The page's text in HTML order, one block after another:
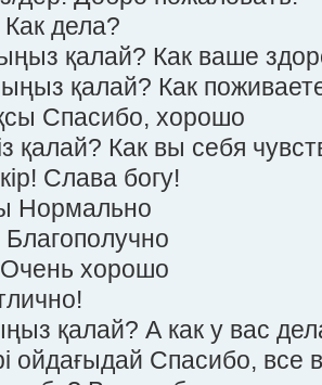
дела?
қалай? Как ваше
қалай? Как
Спасибо, хорошо
қалай? Как вы себя
Слава богу!
Нормально
хорошо
қалай? А как у вас
ойдағыдай Спасибо, все